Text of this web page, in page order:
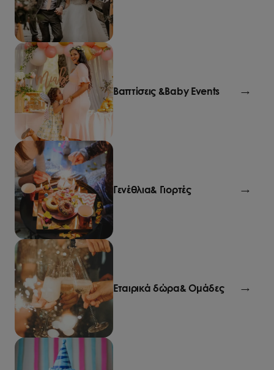
Βαπτίσεις &Baby Events →
Γενέθλια& Γιορτές →
Εταιρικά δώρα& Ομάδες →